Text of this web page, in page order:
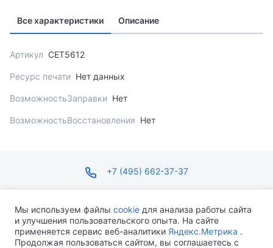
Все характеристики Описание
Артикул CET5612
Ресурс печати Нет данных
ВозможностьЗаправки Нет
ВозможностьВосстановления Нет
+7 (495) 662-37-37
ПН-ПТ С 09:00 ДО 18:00 СБ-ВС ВЫХОДНОЙ
Мы используем файлы cookie для анализа работы сайта
и улучшения пользовательского опыта. На сайте
применяется сервис веб-аналитики Яндекс.Метрика .
Продолжая пользоваться сайтом, вы соглашаетесь с